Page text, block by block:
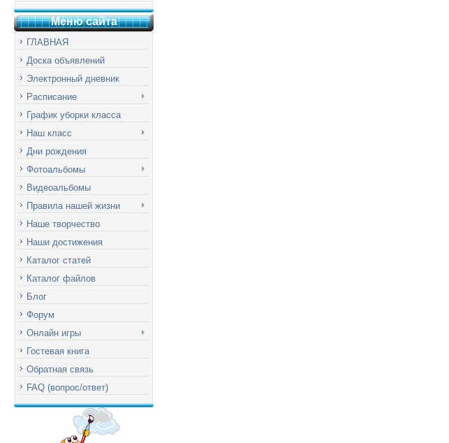
Меню сайта
ГЛАВНАЯ
Доска объявлений
Электронный дневник
Расписание
График уборки класса
Наш класс
Дни рождения
Фотоальбомы
Видеоальбомы
Правила нашей жизни
Наше творчество
Наши достижения
Каталог статей
Каталог файлов
Блог
Форум
Онлайн игры
Гостевая книга
Обратная связь
FAQ (вопрос/ответ)